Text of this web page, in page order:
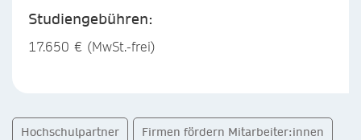
Studiengebühren:
17.650 € (MwSt.-frei)
Hochschulpartner
Firmen fördern Mitarbeiter:innen